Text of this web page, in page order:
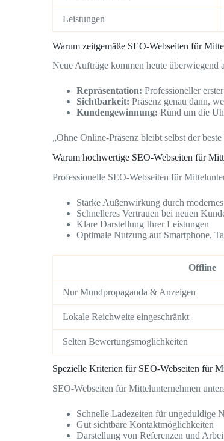
Leistungen
Warum zeitgemäße SEO-Webseiten für
Neue Aufträge kommen heute überwiegend
Repräsentation: Professioneller
Sichtbarkeit: Präsenz genau dann,
Kundengewinnung: Rund um die
„Ohne Online-Präsenz bleibt selbst der
Warum hochwertige SEO-Webseiten für
Professionelle SEO-Webseiten für
Starke Außenwirkung durch
Schnelleres Vertrauen bei neuen
Klare Darstellung Ihrer Leistungen
Optimale Nutzung auf Smartphone,
Offline
Nur Mundpropaganda & Anzeigen
Lokale Reichweite eingeschränkt
Selten Bewertungsmöglichkeiten
Spezielle Kriterien für SEO-Webseiten für
SEO-Webseiten für Mittelunternehmen
Schnelle Ladezeiten für ungeduldige
Gut sichtbare Kontaktmöglichkeiten
Darstellung von Referenzen und